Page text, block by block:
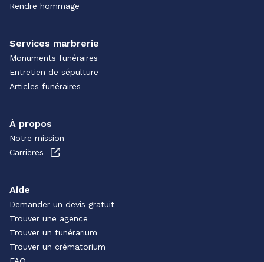
Rendre hommage
Services marbrerie
Monuments funéraires
Entretien de sépulture
Articles funéraires
À propos
Notre mission
Carrières
Aide
Demander un devis gratuit
Trouver une agence
Trouver un funérarium
Trouver un crématorium